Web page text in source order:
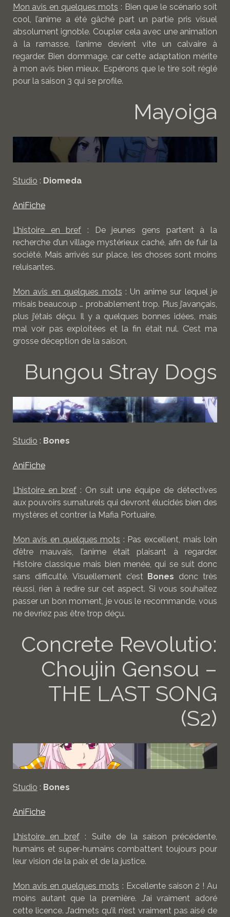
Mon avis en quelques mots : Bien que le scénario soit
cool, l’anime a été gâché part un partie pris visuel
absolument ignoble. Coupler cela avec une animation
à la ramasse, l’anime devient vite un calvaire à
regarder. Bien dommage, car cette adaptation mérite
à mon avis bien mieux. Espérons que le tire soit réglé
pour la saison 3 qui se profile.
Mayoiga
Studio : Diomeda
AniFiche
L’histoire en bref : De jeunes gens partent à la
recherche d’un village mystérieux caché, afin de fuir la
société. Mais arrivés sur place, les choses sont moins
reluisantes.
Mon avis en quelques mots : Un anime sur lequel je
misais beaucoup … probablement trop. Plus j’avançais,
plus j’étais déçu. Il y a quelques bonnes idées, mais
mal voir pas exploitées et la fin était nul. C’est ma
grosse déception de la saison.
Bungou Stray Dogs
Studio : Bones
AniFiche
L’histoire en bref: On suit une équipe de détectives
aux pouvoirs surnaturels qui devront élucidés bien des
mystères et contrer la Mafia Portuaire.
Mon avis en quelques mots : Pas excellent, mais loin
d’être mauvais, l’anime était plaisant à regarder.
Histoire classique mais bien menée, qui se suit donc
sans difficulté. Visuellement c’est Bones donc très
réussi, rien à redire sur cet aspect. Si vous souhaitez
passer un bon moment, je vous le recommande, vous
ne devriez pas être trop déçu.
Concrete Revolutio:
Choujin Gensou –
THE LAST SONG
(S2)
Studio : Bones
AniFiche
L’histoire en bref : Suite de la saison précédente,
humains et super-humains combattent toujours pour
leur vision de la paix et de la justice.
Mon avis en quelques mots : Excellente saison 2 ! Au
moins autant que la première. J’ai vraiment adoré
cette licence. J’admets qu’il n’est vraiment pas aisé de